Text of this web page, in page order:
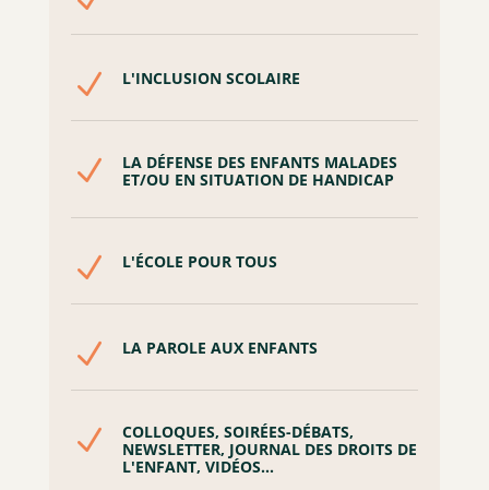
N L'INCLUSION SCOLAIRE
N
LA DÉFENSE DES ENFANTS MALADES
ET/OU EN SITUATION DE HANDICAP
N L'ÉCOLE POUR TOUS
N LA PAROLE AUX ENFANTS
N
COLLOQUES, SOIRÉES-DÉBATS,
NEWSLETTER, JOURNAL DES DROITS DE
L'ENFANT, VIDÉOS...